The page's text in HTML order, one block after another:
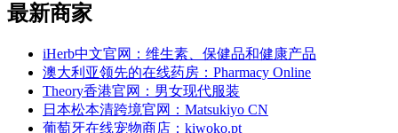
最新商家
iHerb中文官网：维生素、保健品和健康产品
澳大利亚领先的在线药房：Pharmacy Online
Theory香港官网：男女现代服装
日本松本清跨境官网：Matsukiyo CN
葡萄牙在线宠物商店：kiwoko.pt